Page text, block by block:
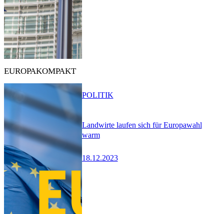
EUROPAKOMPAKT
Landwirte laufen sich für Europawahl
warm
18.12.2023
POLITIK